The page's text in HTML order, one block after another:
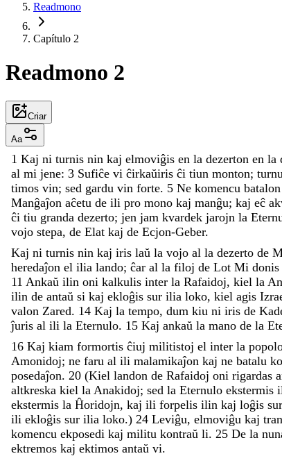
Readmono
Capítulo 2
Readmono 2
Criar
Aa
1 Kaj ni turnis nin kaj elmoviĝis en la dezerton en la
al mi jene: 3 Sufiĉe vi ĉirkaŭiris ĉi tiun monton; turnu
timos vin; sed gardu vin forte. 5 Ne komencu batalon
Manĝaĵon aĉetu de ili pro mono kaj manĝu; kaj eĉ
ĉi tiu granda dezerto; jen jam kvardek jarojn la
vojo stepa, de Elat kaj de Ecjon-Geber.
Kaj ni turnis nin kaj iris laŭ la vojo al la dezerto de
heredaĵon el ilia lando; ĉar al la filoj de Lot Mi donis
11 Ankaŭ ilin oni kalkulis inter la Rafaidoj, kiel la
ilin de antaŭ si kaj ekloĝis sur ilia loko, kiel agis
valon Zared. 14 Kaj la tempo, dum kiu ni iris de
ĵuris al ili la Eternulo. 15 Kaj ankaŭ la mano de la
16 Kaj kiam formortis ĉiuj militistoj el inter la
Amonidoj; ne faru al ili malamikaĵon kaj ne batalu
posedaĵon. 20 (Kiel landon de Rafaidoj oni rigardas
altkreska kiel la Anakidoj; sed la Eternulo ekstermis
ekstermis la Ĥoridojn, kaj ili forpelis ilin kaj loĝis sur
ili ekloĝis sur ilia loko.) 24 Leviĝu, elmoviĝu kaj
komencu ekposedi kaj militu kontraŭ li. 25 De la
ektremos kaj ektimos antaŭ vi.